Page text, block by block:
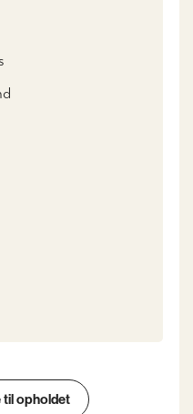
opholdet